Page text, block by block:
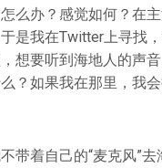
么办？感觉如何？在
是我在Twitter上寻找
想要听到海地人的声
？如果我在那里，我
带着自己的“麦克风”